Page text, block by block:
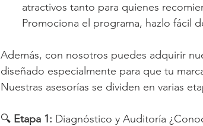
atractivos tanto para quienes
Promociona el programa, hazlo fácil
Además, con nosotros puedes adquirir
diseñado especialmente para que tu
Nuestras asesorías se dividen en varias
🔍 Etapa 1: Diagnóstico y Auditoría